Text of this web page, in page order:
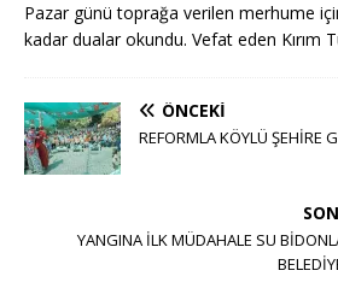
Pazar günü toprağa verilen merhume
kadar dualar okundu. Vefat eden Kırım
ÖNCEKI
REFORMLA KÖYLÜ ŞEHİRE
YANGINA İLK MÜDAHALE SU